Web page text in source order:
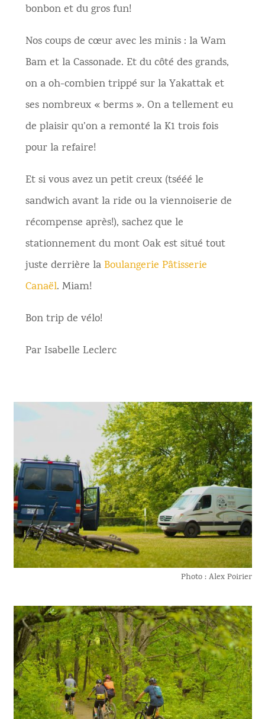
bonbon et du gros fun!
Nos coups de cœur avec les minis : la Wam
Bam et la Cassonade. Et du côté des grands,
on a oh-combien trippé sur la Yakattak et
ses nombreux « berms ». On a tellement eu
de plaisir qu’on a remonté la K1 trois fois
pour la refaire!
Et si vous avez un petit creux (tsééé le
sandwich avant la ride ou la viennoiserie de
récompense après!), sachez que le
stationnement du mont Oak est situé tout
juste derrière laBoulangerie Pâtisserie
Canaël. Miam!
Bon trip de vélo!
Par Isabelle Leclerc
Photo : Alex Poirier